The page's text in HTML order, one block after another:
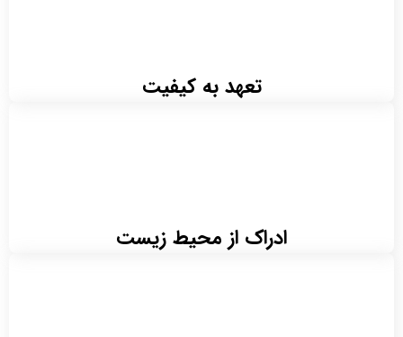
تعهد به کیفیت
ادراک از محیط زیست